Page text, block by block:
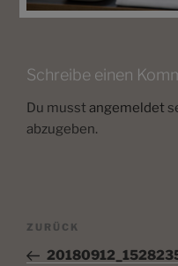
Schreibe einen
Du musst angemeldet
abzugeben.
Beitragsnavigation
Vorheriger
Beitrag
ZURÜCK